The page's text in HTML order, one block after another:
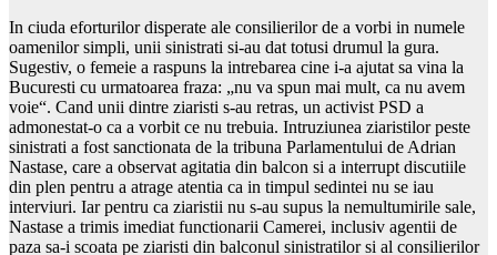
In ciuda eforturilor disperate ale consilierilor de a vorbi in numele
oamenilor simpli, unii sinistrati si-au dat totusi drumul la gura.
Sugestiv, o femeie a raspuns la intrebarea cine i-a ajutat sa vina la
Bucuresti cu urmatoarea fraza: „nu va spun mai mult, ca nu avem
voie“. Cand unii dintre ziaristi s-au retras, un activist PSD a
admonestat-o ca a vorbit ce nu trebuia. Intruziunea ziaristilor peste
sinistrati a fost sanctionata de la tribuna Parlamentului de Adrian
Nastase, care a observat agitatia din balcon si a interrupt discutiile
din plen pentru a atrage atentia ca in timpul sedintei nu se iau
interviuri. Iar pentru ca ziaristii nu s-au supus la nemultumirile sale,
Nastase a trimis imediat functionarii Camerei, inclusiv agentii de
paza sa-i scoata pe ziaristi din balconul sinistratilor si al consilierilor